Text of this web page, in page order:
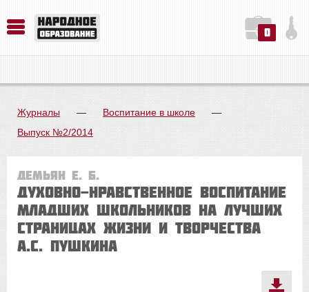
0
Журналы — Воспитание в школе
—
Выпуск №2/2014
Демьян Е. Б.
Духовно-нравственное воспитание
младших школьников на лучших
страницах жизни и творчества
А.С. Пушкина